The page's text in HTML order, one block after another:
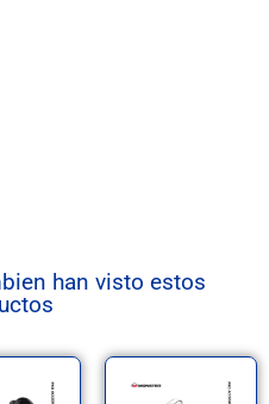
han visto estos